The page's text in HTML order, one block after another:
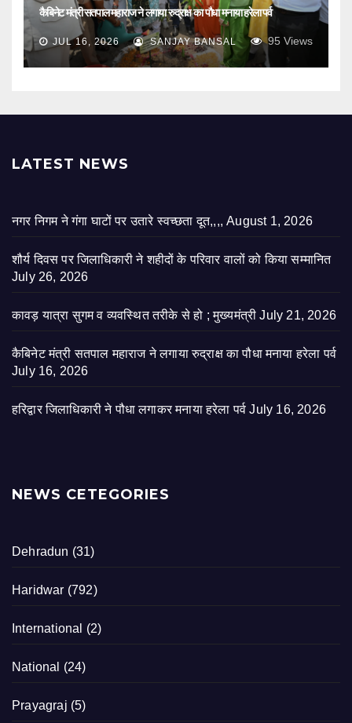
कैबिनेट मंत्री सतपाल महाराज ने लगाया रुद्राक्ष का पौधा मनाया हरेला पर्व
JUL 16, 2026 SANJAY BANSAL 95 Views
LATEST NEWS
नगर निगम ने गंगा घाटों पर उतारे स्वच्छता दूत,,,, August 1, 2026
शौर्य दिवस पर जिलाधिकारी ने शहीदों के परिवार वालों को किया सम्मानित
July 26, 2026
कावड़ यात्रा सुगम व व्यवस्थित तरीके से हो ; मुख्यमंत्री July 21, 2026
कैबिनेट मंत्री सतपाल महाराज ने लगाया रुद्राक्ष का पौधा मनाया हरेला पर्व
July 16, 2026
हरिद्वार जिलाधिकारी ने पौधा लगाकर मनाया हरेला पर्व July 16, 2026
NEWS CETEGORIES
Dehradun (31)
Haridwar (792)
International (2)
National (24)
Prayagraj (5)